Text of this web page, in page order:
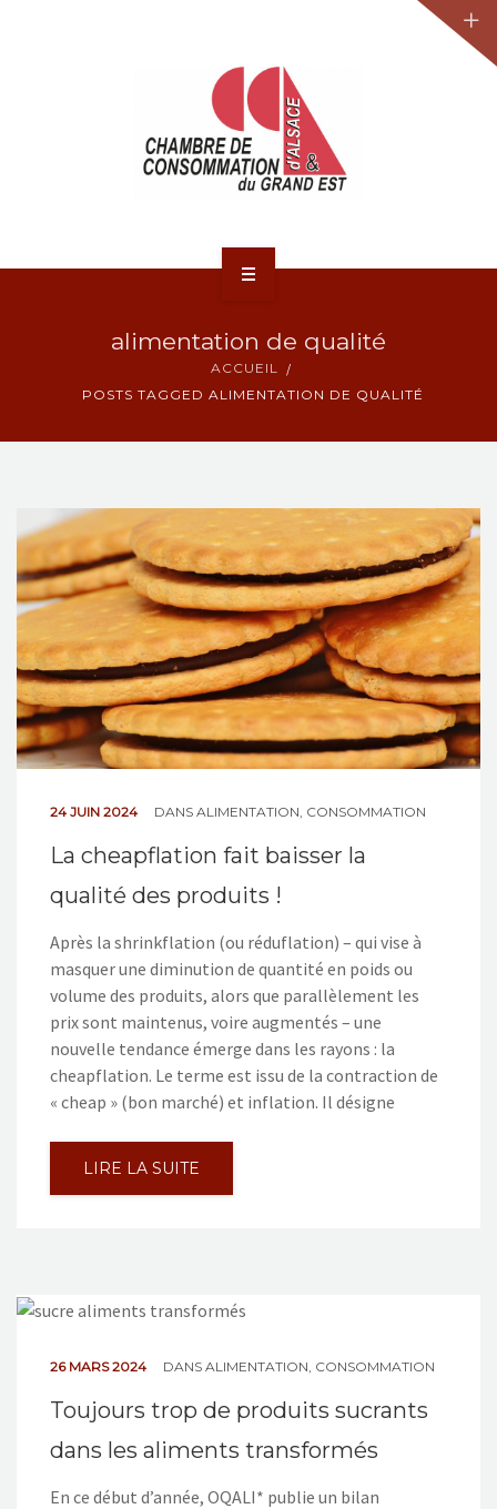
ACTUALITÉS
JURIDIQUE
NOS ACTIONS
CONTACT
alimentation de qualité
ACCUEIL
POSTS TAGGED ALIMENTATION DE QUALITÉ
24 JUIN 2024 DANS ALIMENTATION CONSOMMATION
La cheapflation fait baisser la
qualité des produits !
Après la shrinkflation (ou réduflation) – qui vise à
masquer une diminution de quantité en poids ou
volume des produits, alors que parallèlement les
prix sont maintenus, voire augmentés – une
nouvelle tendance émerge dans les rayons : la
cheapflation. Le terme est issu de la contraction de
« cheap » (bon marché) et inflation. Il désigne
LIRE LA SUITE
26 MARS 2024 DANS ALIMENTATION CONSOMMATION
Toujours trop de produits sucrants
dans les aliments transformés
En ce début d’année, OQALI* publie un bilan